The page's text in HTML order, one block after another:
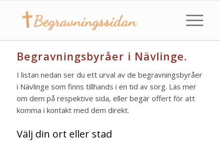
Begravningsbyråer i Nävlinge.
I listan nedan ser du ett urval av de begravningsbyråer
i Nävlinge som finns tillhands i en tid av sorg. Läs mer
om dem på respektive sida, eller begär offert för att
komma i kontakt med dem direkt.
Välj din ort eller stad